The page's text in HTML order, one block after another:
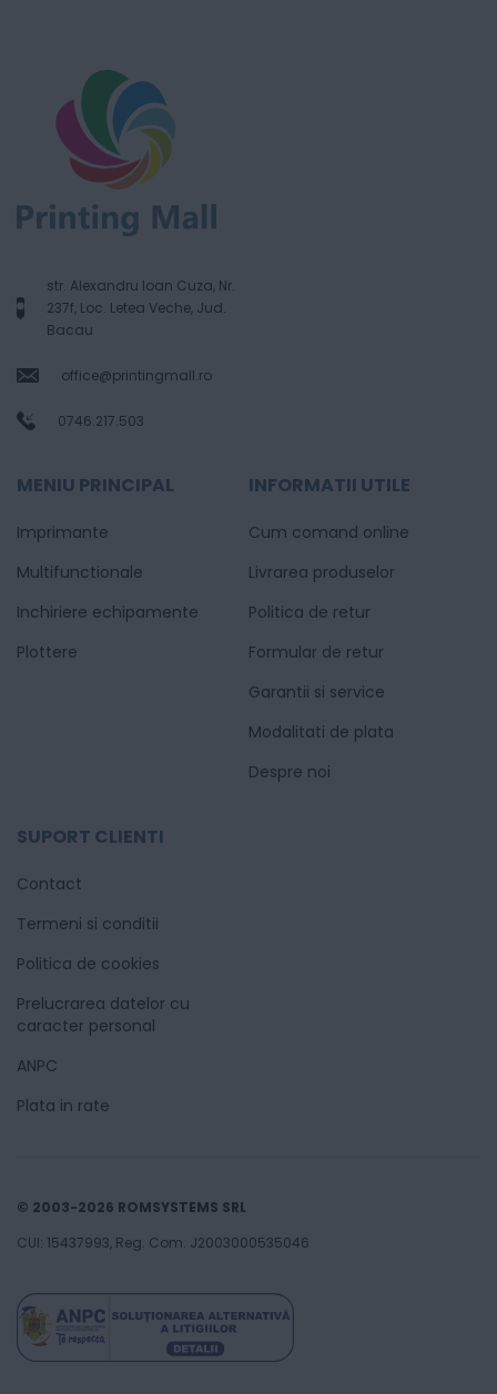
str. Alexandru Ioan Cuza, Nr.
237f, Loc. Letea Veche, Jud.
Bacau
office@printingmall.ro
0746.217.503
MENIU PRINCIPAL
Imprimante
Multifunctionale
Inchiriere echipamente
Plottere
INFORMATII UTILE
Cum comand online
Livrarea produselor
Politica de retur
Formular de retur
Garantii si service
Modalitati de plata
Despre noi
SUPORT CLIENTI
Contact
Termeni si conditii
Politica de cookies
Prelucrarea datelor cu
caracter personal
ANPC
Plata in rate
© 2003-2026 ROMSYSTEMS SRL
CUI: 15437993, Reg. Com. J2003000535046